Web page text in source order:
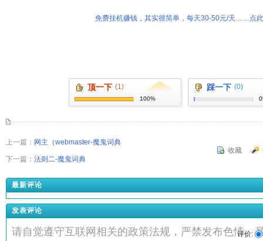
免费挂机赚钱，其实很简单，每天30-50元/天……点
顶一下 (1)
100%
踩一下 (0)
上一篇： 网主（webmaster-魔鬼词典
下一篇： 法则二-魔鬼词典
收藏
最新评论
发表评论
请自觉遵守互联网相关的政策法规，严禁发布色情、
评价: